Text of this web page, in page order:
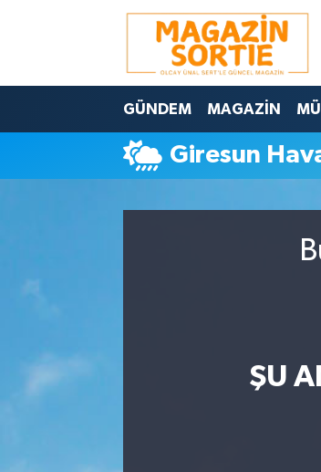
GÜNDEM MAGAZİN
Giresun
ŞU
Nöbetçi Eczaneler
Hava Durumu
Trafik Durumu
Süper Lig Puan Durumu ve Fikstür